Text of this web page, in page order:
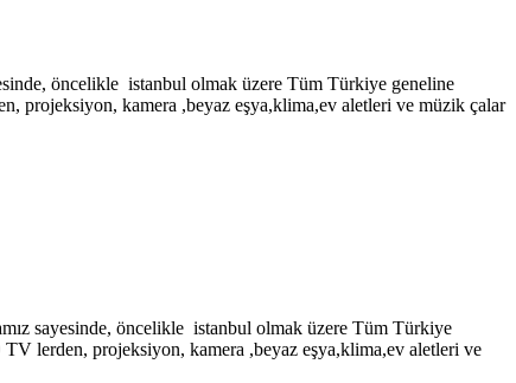
öncelikle istanbul olmak üzere Tüm Türkiye geneline
projeksiyon, kamera ,beyaz eşya,klima,ev aletleri ve müzik çalar
öncelikle istanbul olmak üzere Tüm Türkiye
lerden, projeksiyon, kamera ,beyaz eşya,klima,ev aletleri ve